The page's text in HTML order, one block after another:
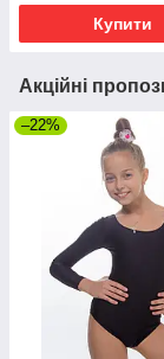
Купити
Акційні
–22%